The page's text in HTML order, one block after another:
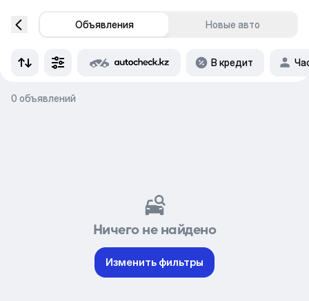
Объявления Новые авто
В кредит
0 объявлений
Ничего не найдено
Изменить фильтры